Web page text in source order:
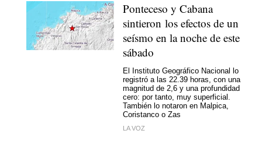
Ponteceso y Cabana
sintieron los efectos de un
seísmo en la noche de este
sábado
El Instituto Geográfico Nacional lo
registró a las 22.39 horas, con una
magnitud de 2,6 y una profundidad
cero: por tanto, muy superficial.
También lo notaron en Malpica,
Coristanco o Zas
LA VOZ